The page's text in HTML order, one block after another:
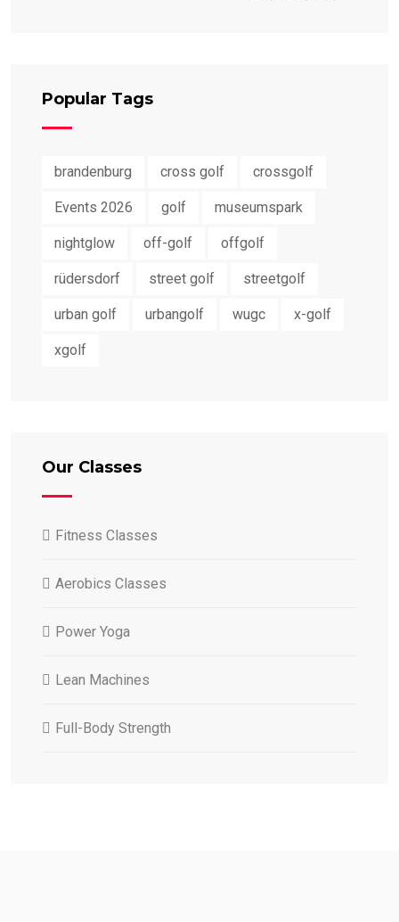
Popular Tags
brandenburg cross golf crossgolf
Events 2026 golf museumspark
nightglow off-golf offgolf
rüdersdorf street golf streetgolf
urban golf urbangolf wugc x-golf
xgolf
Our Classes
Fitness Classes
Aerobics Classes
Power Yoga
Lean Machines
Full-Body Strength